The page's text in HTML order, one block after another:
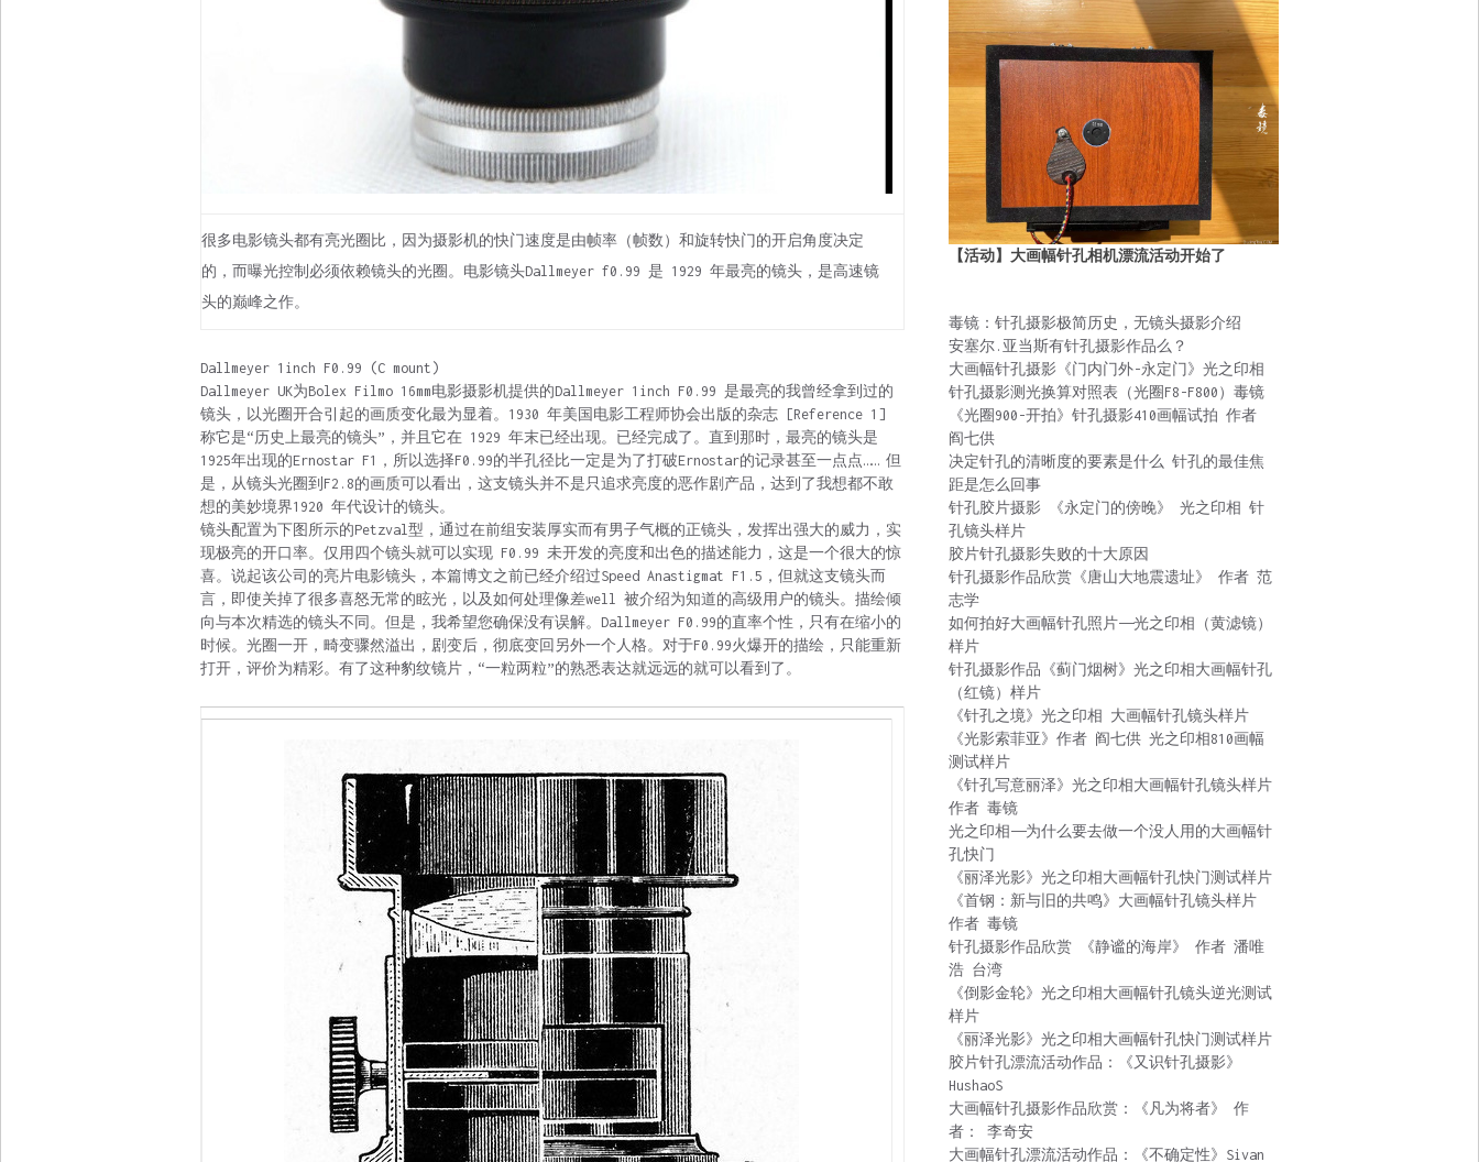
很多电影镜头都有亮光圈比，因为摄影机的快门速度是由帧率（帧数）和旋转快门的开启角度决定
的，而曝光控制必须依赖镜头的光圈。电影镜头Dallmeyer f0.99 是 1929 年最亮的镜头，是高速镜
头的巅峰之作。
Dallmeyer 1inch F0.99 (C mount)
Dallmeyer UK为Bolex Filmo 16mm电影摄影机提供的Dallmeyer 1inch F0.99 是最亮的我曾经拿到过的
镜头，以光圈开合引起的画质变化最为显着。1930 年美国电影工程师协会出版的杂志 [Reference 1]
称它是“历史上最亮的镜头”，并且它在 1929 年末已经出现。已经完成了。直到那时，最亮的镜头是
1925年出现的Ernostar F1，所以选择F0.99的半孔径比一定是为了打破Ernostar的记录甚至一点点…… 但
是，从镜头光圈到F2.8的画质可以看出，这支镜头并不是只追求亮度的恶作剧产品，达到了我想都不敢
想的美妙境界1920 年代设计的镜头。
镜头配置为下图所示的Petzval型，通过在前组安装厚实而有男子气概的正镜头，发挥出强大的威力，实
现极亮的开口率。仅用四个镜头就可以实现 F0.99 未开发的亮度和出色的描述能力，这是一个很大的惊
喜。说起该公司的亮片电影镜头，本篇博文之前已经介绍过Speed Anastigmat F1.5，但就这支镜头而
言，即使关掉了很多喜怒无常的眩光，以及如何处理像差well 被介绍为知道的高级用户的镜头。描绘倾
向与本次精选的镜头不同。但是，我希望您确保没有误解。Dallmeyer F0.99的直率个性，只有在缩小的
时候。光圈一开，畸变骤然溢出，剧变后，彻底变回另外一个人格。对于F0.99火爆开的描绘，只能重新
打开，评价为精彩。有了这种豹纹镜片，“一粒两粒”的熟悉表达就远远的就可以看到了。
【活动】大画幅针孔相机漂流活动开始了
毒镜：针孔摄影极简历史，无镜头摄影介绍
安塞尔.亚当斯有针孔摄影作品么？
大画幅针孔摄影《门内门外-永定门》光之印相
针孔摄影测光换算对照表（光圈F8-F800）毒镜
《光圈900-开拍》针孔摄影410画幅试拍 作者
阎七供
决定针孔的清晰度的要素是什么 针孔的最佳焦
距是怎么回事
针孔胶片摄影 《永定门的傍晚》 光之印相 针
孔镜头样片
胶片针孔摄影失败的十大原因
针孔摄影作品欣赏《唐山大地震遗址》 作者 范
志学
如何拍好大画幅针孔照片——光之印相（黄滤镜）
样片
针孔摄影作品《蓟门烟树》光之印相大画幅针孔
（红镜）样片
《针孔之境》光之印相 大画幅针孔镜头样片
《光影索菲亚》作者 阎七供 光之印相810画幅
测试样片
《针孔写意丽泽》光之印相大画幅针孔镜头样片
作者 毒镜
光之印相——为什么要去做一个没人用的大画幅针
孔快门
《丽泽光影》光之印相大画幅针孔快门测试样片
《首钢：新与旧的共鸣》大画幅针孔镜头样片
作者 毒镜
针孔摄影作品欣赏 《静谧的海岸》 作者 潘唯
浩 台湾
《倒影金轮》光之印相大画幅针孔镜头逆光测试
样片
《丽泽光影》光之印相大画幅针孔快门测试样片
胶片针孔漂流活动作品：《又识针孔摄影》
HushaoS
大画幅针孔摄影作品欣赏：《凡为将者》 作
者： 李奇安
大画幅针孔漂流活动作品：《不确定性》Sivan